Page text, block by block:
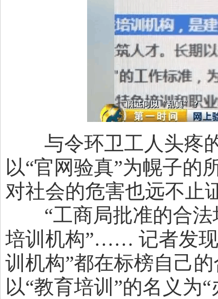
与令环卫工人头疼的
以“官网验真”为幌子的
对社会的危害也远不止
“工商局批准的合法
培训机构”…… 记者发现
训机构”都在标榜自己
以“教育培训”的名义为